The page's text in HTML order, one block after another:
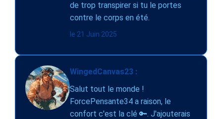
de trop transpirer si tu le portes
contre le corps en été.
le 21 Juin 2025
WingedCanvas23 :
Salut tout le monde !
ForcePensante34 a raison, le
confort c'est la clé 🔑. J'ajouterais